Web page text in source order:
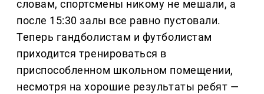
словам, спортсмены никому не мешали, а
после 15:30 залы все равно пустовали.
Теперь гандболистам и футболистам
приходится тренироваться в
приспособленном школьном помещении,
несмотря на хорошие результаты ребят —